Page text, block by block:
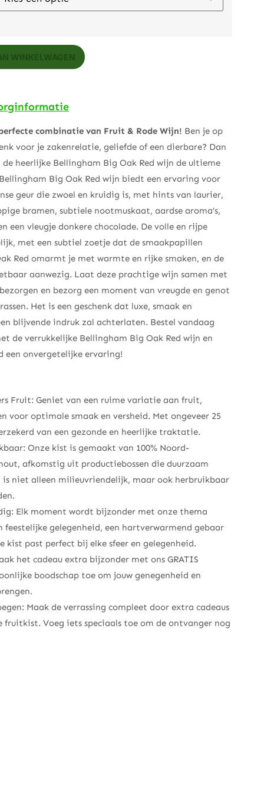
WINKELWAGEN
combinatie van Fruit & Rode Wijn! Ben je op
voor je zakenrelatie, geliefde of een dierbare? Dan
heerlijke Bellingham Big Oak Red wijn de ultieme
Big Oak Red wijn biedt een ervaring voor
geur die zwoel en kruidig is, met hints van laurier,
bramen, subtiele nootmuskaat, aardse aroma’s,
een vleugje donkere chocolade. De volle en rijpe
met een subtiel zoetje dat de smaakpapillen
Red omarmt je met warmte en rijke smaken, en de
aanwezig. Laat deze prachtige wijn samen met
en bezorg een moment van vreugde en genot
Het is een geschenk dat luxe, smaak en
blijvende indruk zal achterlaten. Bestel vandaag
de verrukkelijke Bellingham Big Oak Red wijn en
een onvergetelijke ervaring!
Fruit: Geniet van een ruime variatie aan fruit,
voor optimale smaak en versheid. Met ongeveer 25
van een gezonde en heerlijke traktatie.
Onze kist is gemaakt van 100% Noord-
afkomstig uit productiebossen die duurzaam
is niet alleen milieuvriendelijk, maar ook herbruikbaar
Elk moment wordt bijzonder met onze thema
feestelijke gelegenheid, een hartverwarmend gebaar
kist past perfect bij elke sfeer en gelegenheid.
het cadeau extra bijzonder met ons GRATIS
boodschap toe om jouw genegenheid en
Maak de verrassing compleet door extra cadeaus
fruitkist. Voeg iets speciaals toe om de ontvanger nog